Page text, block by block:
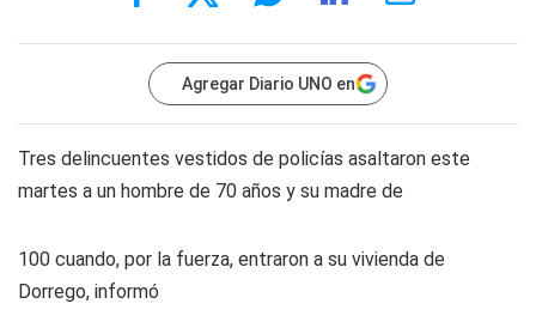
Agregar Diario UNO en
Tres delincuentes vestidos de policías asaltaron este
martes a un hombre de 70 años y su madre de
100 cuando, por la fuerza, entraron a su vivienda de
Dorrego, informó